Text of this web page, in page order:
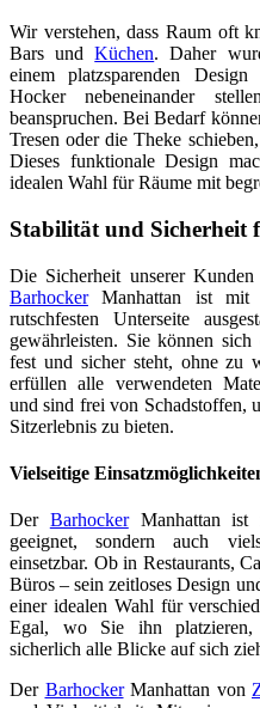
Wir verstehen, dass Raum oft
Bars undKüchen. Daher
einem platzsparenden
Hocker nebeneinander
beanspruchen. Bei Bedarf
Tresen oder die Theke
Dieses funktionale Design
idealen Wahl für Räume mit
Stabilität und Sicherheit
Die Sicherheit unserer
BarhockerManhattan ist mit
rutschfesten Unterseite
gewährleisten. Sie können
fest und sicher steht, ohne zu
erfüllen alle verwendeten
und sind frei von Schadstoffen,
Sitzerlebnis zu bieten.
Vielseitige
Der BarhockerManhattan
geeignet, sondern auch
einsetzbar. Ob in Restaurants,
Büros – sein zeitloses Design
einer idealen Wahl für
Egal, wo Sie ihn
sicherlich alle Blicke auf sich
Der BarhockerManhattan von